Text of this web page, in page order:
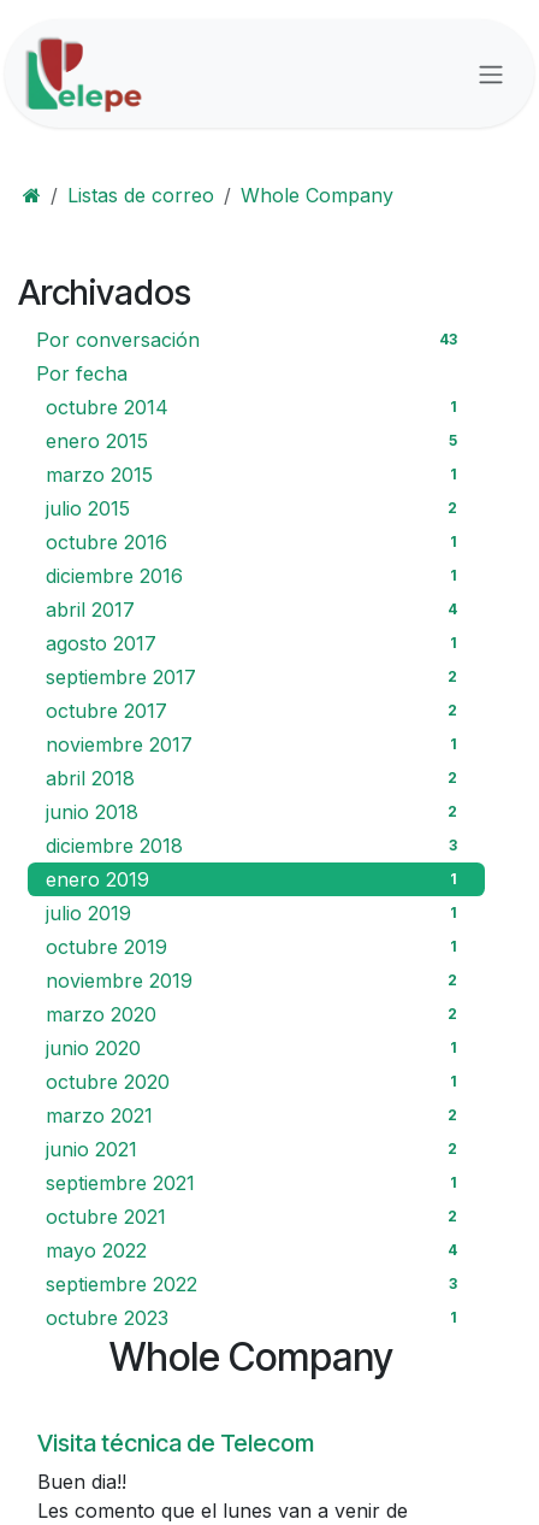
Listas de correo Whole Company
Archivados
Por conversación 43
Por fecha
octubre 2014
1
enero 2015 5
marzo 2015 1
julio 2015 2
octubre 2016 1
diciembre 2016 1
abril 2017 4
agosto 2017 1
septiembre 2017 2
octubre 2017 2
noviembre 2017 1
abril 2018 2
junio 2018 2
diciembre 2018 3
enero 2019 1
julio 2019 1
octubre 2019 1
noviembre 2019 2
marzo 2020 2
junio 2020 1
octubre 2020 1
marzo 2021 2
junio 2021 2
septiembre 2021 1
octubre 2021 2
mayo 2022 4
septiembre 2022 3
octubre 2023 1
Whole Company
Visita técnica de Telecom
Buen dia!!
Les comento que el lunes van a venir de